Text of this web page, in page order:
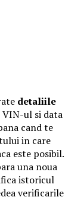
detaliile
VIN-ul si data
cand te
in care
este posibil.
una noua
istoricul
verificarile